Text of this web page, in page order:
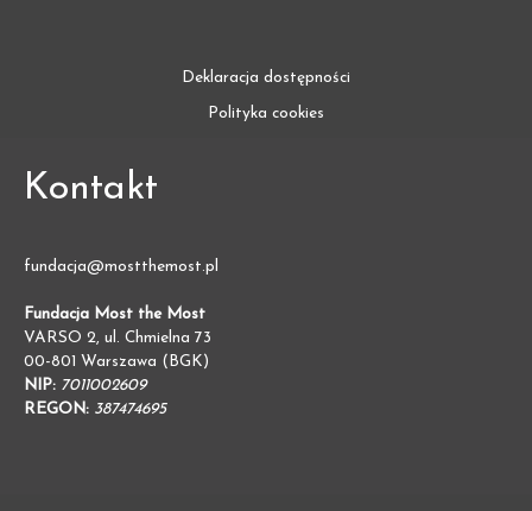
Deklaracja dostępności
Polityka cookies
Kontakt
fundacja@mostthemost.pl
Fundacja Most the Most
VARSO 2, ul. Chmielna 73
00-801 Warszawa (BGK)
NIP: 7011002609
REGON: 387474695